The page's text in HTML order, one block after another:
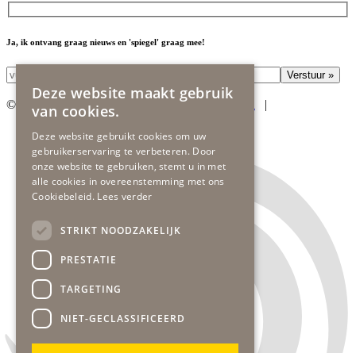
Ja, ik ontvang graag nieuws en 'spiegel' graag mee!
© 2026 gob | Website in co-creatie: |
Deze website maakt gebruik
van cookies.
Deze website gebruikt cookies om uw
gebruikerservaring te verbeteren. Door
onze website te gebruiken, stemt u in met
alle cookies in overeenstemming met ons
Cookiebeleid. Lees verder
STRIKT NOODZAKELIJK
PRESTATIE
TARGETING
NIET-GECLASSIFICEERD